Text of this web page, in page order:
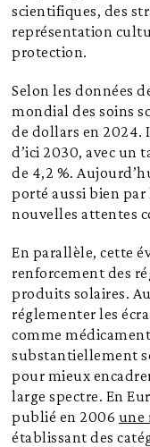
scientifiques, des
représentation
protection.
Selon les données
mondial des soins
de dollars en 2024.
d’ici 2030, avec un
de 4,2 %.
porté aussi bien
nouvelles attentes
En parallèle, cette
renforcement des
produits solaires.
réglementer les
comme
substantiellement
pour mieux
large spectre. En
publié en 2006 une
établissant des